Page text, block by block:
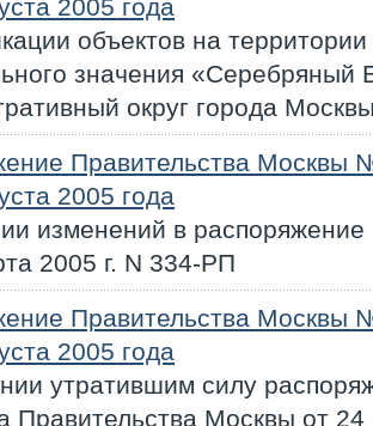
2005 года
объектов на
значения
округ города
Правительства Москвы
2005 года
изменений в
2005 г. N 334-РП
Правительства Москвы
2005 года
утратившим силу
Правительства Москвы от